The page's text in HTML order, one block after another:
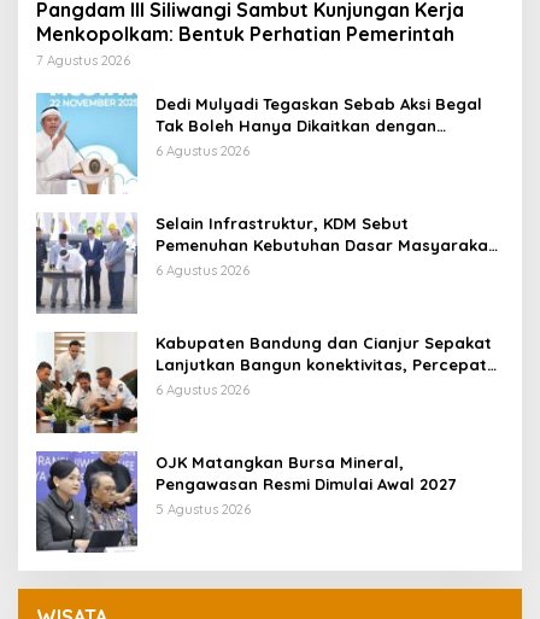
Pangdam III Siliwangi Sambut Kunjungan Kerja
Menkopolkam: Bentuk Perhatian Pemerintah
7 Agustus 2026
Dedi Mulyadi Tegaskan Sebab Aksi Begal
Tak Boleh Hanya Dikaitkan dengan
Ekonomi
6 Agustus 2026
Selain Infrastruktur, KDM Sebut
Pemenuhan Kebutuhan Dasar Masyarakat
Jadi Fokus APBD Jabar 2027
6 Agustus 2026
Kabupaten Bandung dan Cianjur Sepakat
Lanjutkan Bangun konektivitas, Percepat
Pertumbuhan Ekonomi Daerah
6 Agustus 2026
OJK Matangkan Bursa Mineral,
Pengawasan Resmi Dimulai Awal 2027
5 Agustus 2026